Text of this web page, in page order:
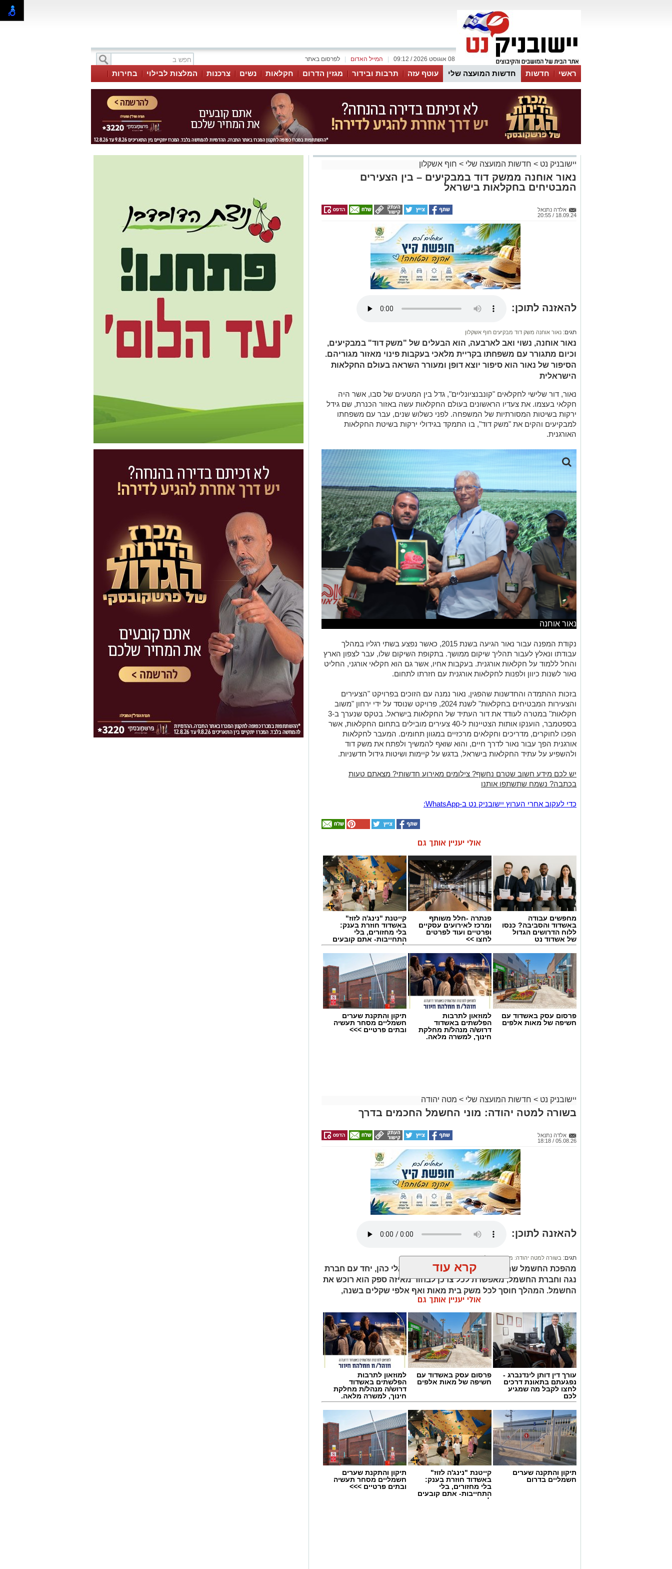
לפרסום באתר המייל האדום 08 אוגוסט 2026 / 09:12
ראשי חדשות חדשות המועצה שלי עוטף עזה תרבות ובידור מגזין הדרום חקלאות נשים צרכנות המלצות לבילוי
בחירות
אינדקס עסקים
לוח טיפים והמלצות
יישובניק נט > חדשות המועצה שלי > חוף אשקלון
נאור אוחנה ממשק דוד במבקיעים – בין הצעירים
המבטיחים בחקלאות בישראל
אלדה נתנאל
18.09.24 / 20:55
להאזנה לתוכן:
תגים: נאור אוחנה משק דוד מבקיעים חוף אשקלון
נאור אוחנה, נשוי ואב לארבעה, הוא הבעלים של "משק דוד" במבקיעים,
וכיום מתגורר עם משפחתו בקריית מלאכי בעקבות פינוי מאזור מגוריהם.
הסיפור של נאור הוא סיפור יוצא דופן ומעורר השראה בעולם החקלאות
הישראלית
נאור, דור שלישי לחקלאים "קונבנציונליים", גדל בין המטעים של סבו, אשר היה
חקלאי בעצמו. את צעדיו הראשונים בעולם החקלאות עשה באזור הכנרת, שם גידל
ירקות בשיטות המסורתיות של המשפחה. לפני כשלוש שנים, עבר עם משפחתו
למבקיעים והקים את "משק דוד", בו התמקד בגידולי ירקות בשיטת החקלאות
האורגנית.
נאור אוחנה
נקודת המפנה עבור נאור הגיעה בשנת 2015, כאשר נפצע בשתי רגליו במהלך
עבודתו ונאלץ לעבור תהליך שיקום ממושך. בתקופת השיקום שלו, עבר לצפון הארץ
והחל ללמוד על חקלאות אורגנית. בעקבות אחיו, אשר גם הוא חקלאי אורגני, החליט
נאור לשנות כיוון ולפנות לחקלאות אורגנית עם חזרתו לתחום.
בזכות ההתמדה והחדשנות שהפגין, נאור נמנה עם הזוכים בפרויקט "הצעירים
והצעירות המבטיחים בחקלאות" לשנת 2024, פרויקט שנוסד על ידי ירחון "משוב
חקלאות" במטרה לעודד את דור העתיד של החקלאות בישראל. בטקס שנערך ב-3
בספטמבר, הוענקו אותות הצטיינות ל-40 צעירים מובילים בתחום החקלאות, אשר
הפכו לחוקרים, מדריכים וחקלאים מרכזיים במגוון תחומים. המעבר לחקלאות
אורגנית הפך עבור נאור לדרך חיים, והוא שואף להמשיך ולפתח את משק דוד
ולהשפיע על עתיד החקלאות בישראל, בדגש על קיימות ושיטות גידול חדשניות.
יש לכם מידע חשוב שטרם נחשף? צילומים מאירוע חדשותי? מצאתם טעות
בכתבה? נשמח שתשתפו אותנו
‏כדי לעקוב אחרי הערוץ יישובניק נט ב-WhatsApp:‏‏‏
אולי יעניין אותך גם
מחפשים עבודה
באשדוד והסביבה? כנסו
ללוח הדרושים הגדול
של אשדוד נט
פנתרה -חלל משותף
ומרכז לאירועים עסקיים
ופרטיים ועוד לפרטים
לחצו >>
קייטנת "נינג'ה לזוז"
באשדוד חוזרת בענק:
בלי מחזורים, בלי
התחייבות- אתם קובעים
לכמה ואיזה ימים
להירשם!
פרסום עסק באשדוד עם
חשיפה של מאות אלפים
למוזאון לתרבות
הפלשתים באשדוד
דרוש/ה מנהל/ת מחלקת
חינוך, למשרה מלאה.
תיקון והתקנת שערים
חשמליים מסחר תעשיה
ובתים פרטיים >>>
יישובניק נט > חדשות המועצה שלי > מטה יהודה
בשורה למטה יהודה: מוני החשמל החכמים בדרך
אלדה נתנאל
05.08.26 / 18:18
להאזנה לתוכן:
תגים: בשורה למטה יהודה: מוני החשמל החכמים בדרך
מהפכת החשמל שמוביל שר האנרגיה והתשתיות, אלי כהן, יחד עם חברת
נגה וחברת החשמל, מאפשרת לכל צרכן לבחור מאיזה ספק הוא רוכש את
החשמל. המהלך חוסך לכל משק בית מאות ואף אלפי שקלים בשנה,
בהתאם להצעות המספקים, לאופי השימוש ולשעות צריכת החשמל.
קרא עוד
אולי יעניין אותך גם
עורך דין דותן לינדנברג -
נפגעתם בתאונת דרכים
לחצו לקבל מה שמגיע
לכם
פרסום עסק באשדוד עם
חשיפה של מאות אלפים
למוזאון לתרבות
הפלשתים באשדוד
דרוש/ה מנהל/ת מחלקת
חינוך, למשרה מלאה.
תיקון והתקנה שערים
חשמליים בדרום
קייטנת "נינג'ה לזוז"
באשדוד חוזרת בענק:
בלי מחזורים, בלי
התחייבות- אתם קובעים
לכמה ואיזה ימים
תיקון והתקנת שערים
חשמליים מסחר תעשיה
ובתים פרטיים >>>